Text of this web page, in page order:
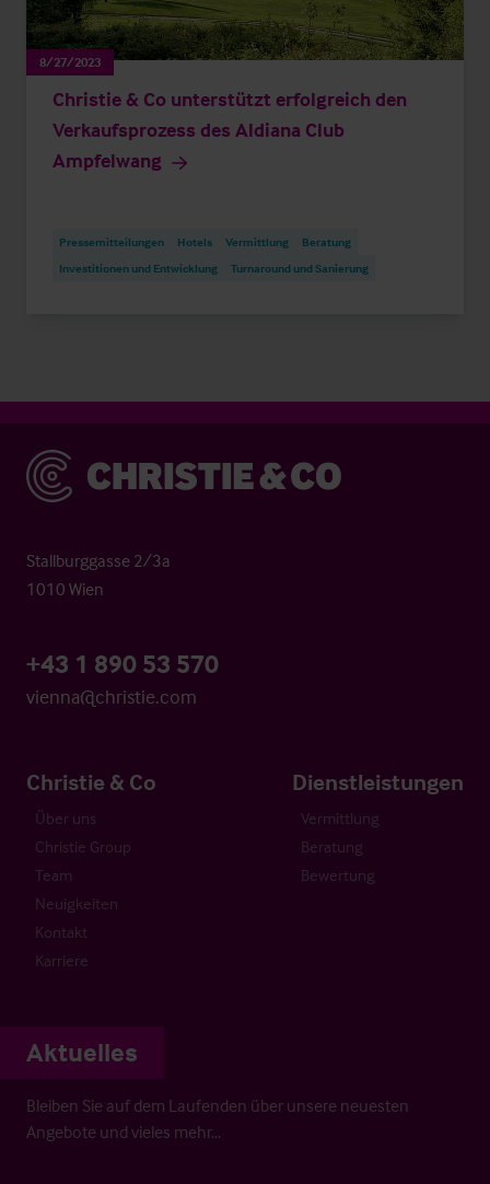
8/27/2023
Christie & Co unterstützt erfolgreich den
Verkaufsprozess des Aldiana Club
Ampfelwang
Pressemitteilungen Hotels Vermittlung
Beratung
Investitionen und Entwicklung
Turnaround und Sanierung
Christie & Co
Stallburggasse 2/3a
1010 Wien
+43 1 890 53 570
vienna@christie.com
Christie & Co
Über uns
Christie Group
Team
Neuigkeiten
Kontakt
Karriere
Dienstleistungen
Vermittlung
Beratung
Bewertung
Aktuelles
Bleiben Sie auf dem Laufenden über unsere neuesten
Angebote und vieles mehr…